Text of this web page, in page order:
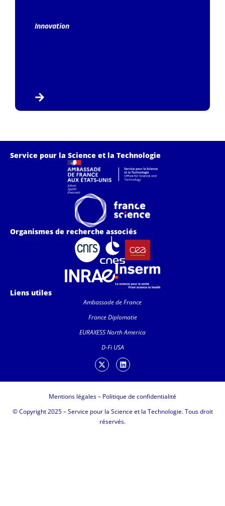
Innovation
Service pour la Science et la Technologie
Organismes de recherche associés
Liens utiles
Ambassade de France
France Diplomatie
EURAXESS North America
D-Fi USA
Mentions légales– Politique de confidentialité
© Copyright 2025 – Service pour la Science et la Technologie. Tous droit
réservés.